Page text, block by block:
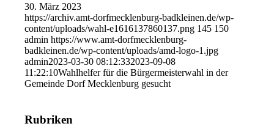
30. März 2023
https://archiv.amt-dorfmecklenburg-badkleinen.de/wp-
content/uploads/wahl-e1616137860137.png 145 150
admin https://www.amt-dorfmecklenburg-
badkleinen.de/wp-content/uploads/amd-logo-1.jpg
admin2023-03-30 08:12:332023-09-08
11:22:10Wahlhelfer für die Bürgermeisterwahl in der
Gemeinde Dorf Mecklenburg gesucht
Rubriken